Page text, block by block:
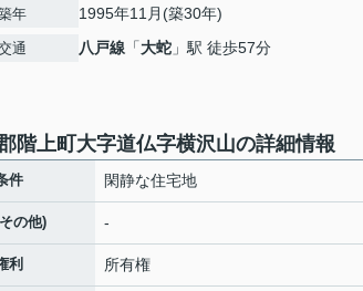
年 1995年11月(築30年)
通 八戸線 「大蛇 」駅 徒歩57分
階上町大字道仏字横沢山の詳細情報
件 閑静な住宅地
の他) -
利 所有権